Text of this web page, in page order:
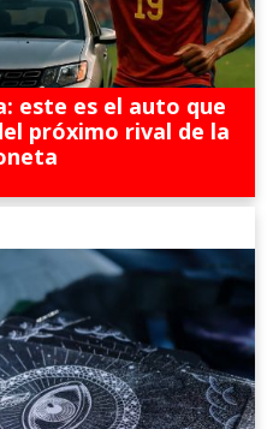
este es el auto que
próximo rival de la